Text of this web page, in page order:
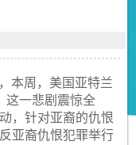
周，美国亚特兰
这一悲剧震惊全
，针对亚裔的仇恨
亚裔仇恨犯罪举行